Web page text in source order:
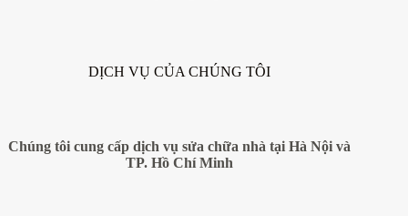
DỊCH VỤ CỦA CHÚNG TÔI
Chúng tôi cung cấp dịch vụ sửa chữa nhà tại Hà Nội và
TP. Hồ Chí Minh